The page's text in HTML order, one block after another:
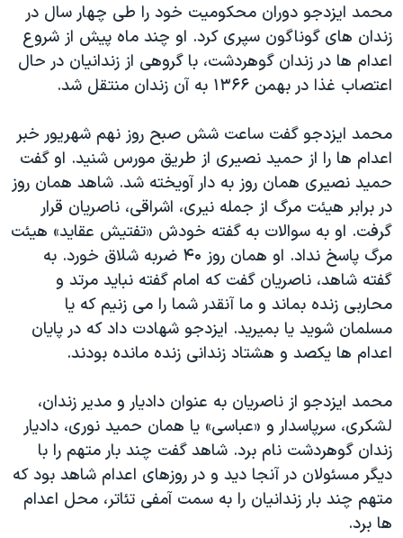
محمد ایزدجو دوران محکومیت خود را طی چهار سال در
زندان های گوناگون سپری کرد. او چند ماه پیش از شروع
اعدام ها در زندان گوهردشت، با گروهی از زندانیان در حال
اعتصاب غذا در بهمن ۱۳۶۶ به آن زندان منتقل شد.
محمد ایزدجو گفت ساعت شش صبح روز نهم شهریور خبر
اعدام ها را از حمید نصیری از طریق مورس شنید. او گفت
حمید نصیری همان روز به دار آویخته شد. شاهد همان روز
در برابر هیئت مرگ از جمله نیری، اشراقی، ناصریان قرار
گرفت. او به سوالات به گفته خودش «تفتیش عقاید» هیئت
مرگ پاسخ نداد. او همان روز ۴۰ ضربه شلاق خورد. به
گفته شاهد، ناصریان گفت که امام گفته نباید مرتد و
محاربی زنده بماند و ما آنقدر شما را می زنیم که یا
مسلمان شوید یا بمیرید. ایزدجو شهادت داد که در پایان
اعدام ها یکصد و هشتاد زندانی زنده مانده بودند.
محمد ایزدجو از ناصریان به عنوان دادیار و مدیر زندان،
لشکری، سرپاسدار و «عباسی» یا همان حمید نوری، دادیار
زندان گوهردشت نام برد. شاهد گفت چند بار متهم را با
دیگر مسئولان در آنجا دید و در روزهای اعدام شاهد بود که
متهم چند بار زندانیان را به سمت آمفی تئاتر، محل اعدام
ها برد.